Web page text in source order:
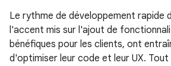
Le rythme de développement rapide
l'accent mis sur l'ajout de
bénéfiques pour les clients, ont
d'optimiser leur code et leur UX.